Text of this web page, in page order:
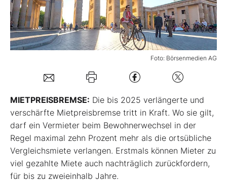
Experten
Mein B:O
Mein Konto
Folgen Sie uns
Kontakt
Foto: Börsenmedien AG
MIETPREISBREMSE: Die bis 2025 verlängerte und
verschärfte Mietpreisbremse tritt in Kraft. Wo sie gilt,
darf ein Vermieter beim Bewohnerwechsel in der
Regel maximal zehn Prozent mehr als die ortsübliche
Vergleichsmiete verlangen. Erstmals können Mieter zu
viel gezahlte Miete auch nachträglich zurückfordern,
für bis zu zweieinhalb Jahre.